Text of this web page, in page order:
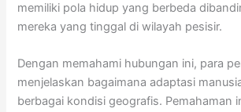
memiliki pola hidup yang berbeda
mereka yang tinggal di wilayah pesisir.
Dengan memahami hubungan ini, para
menjelaskan bagaimana adaptasi
berbagai kondisi geografis. Pemahaman